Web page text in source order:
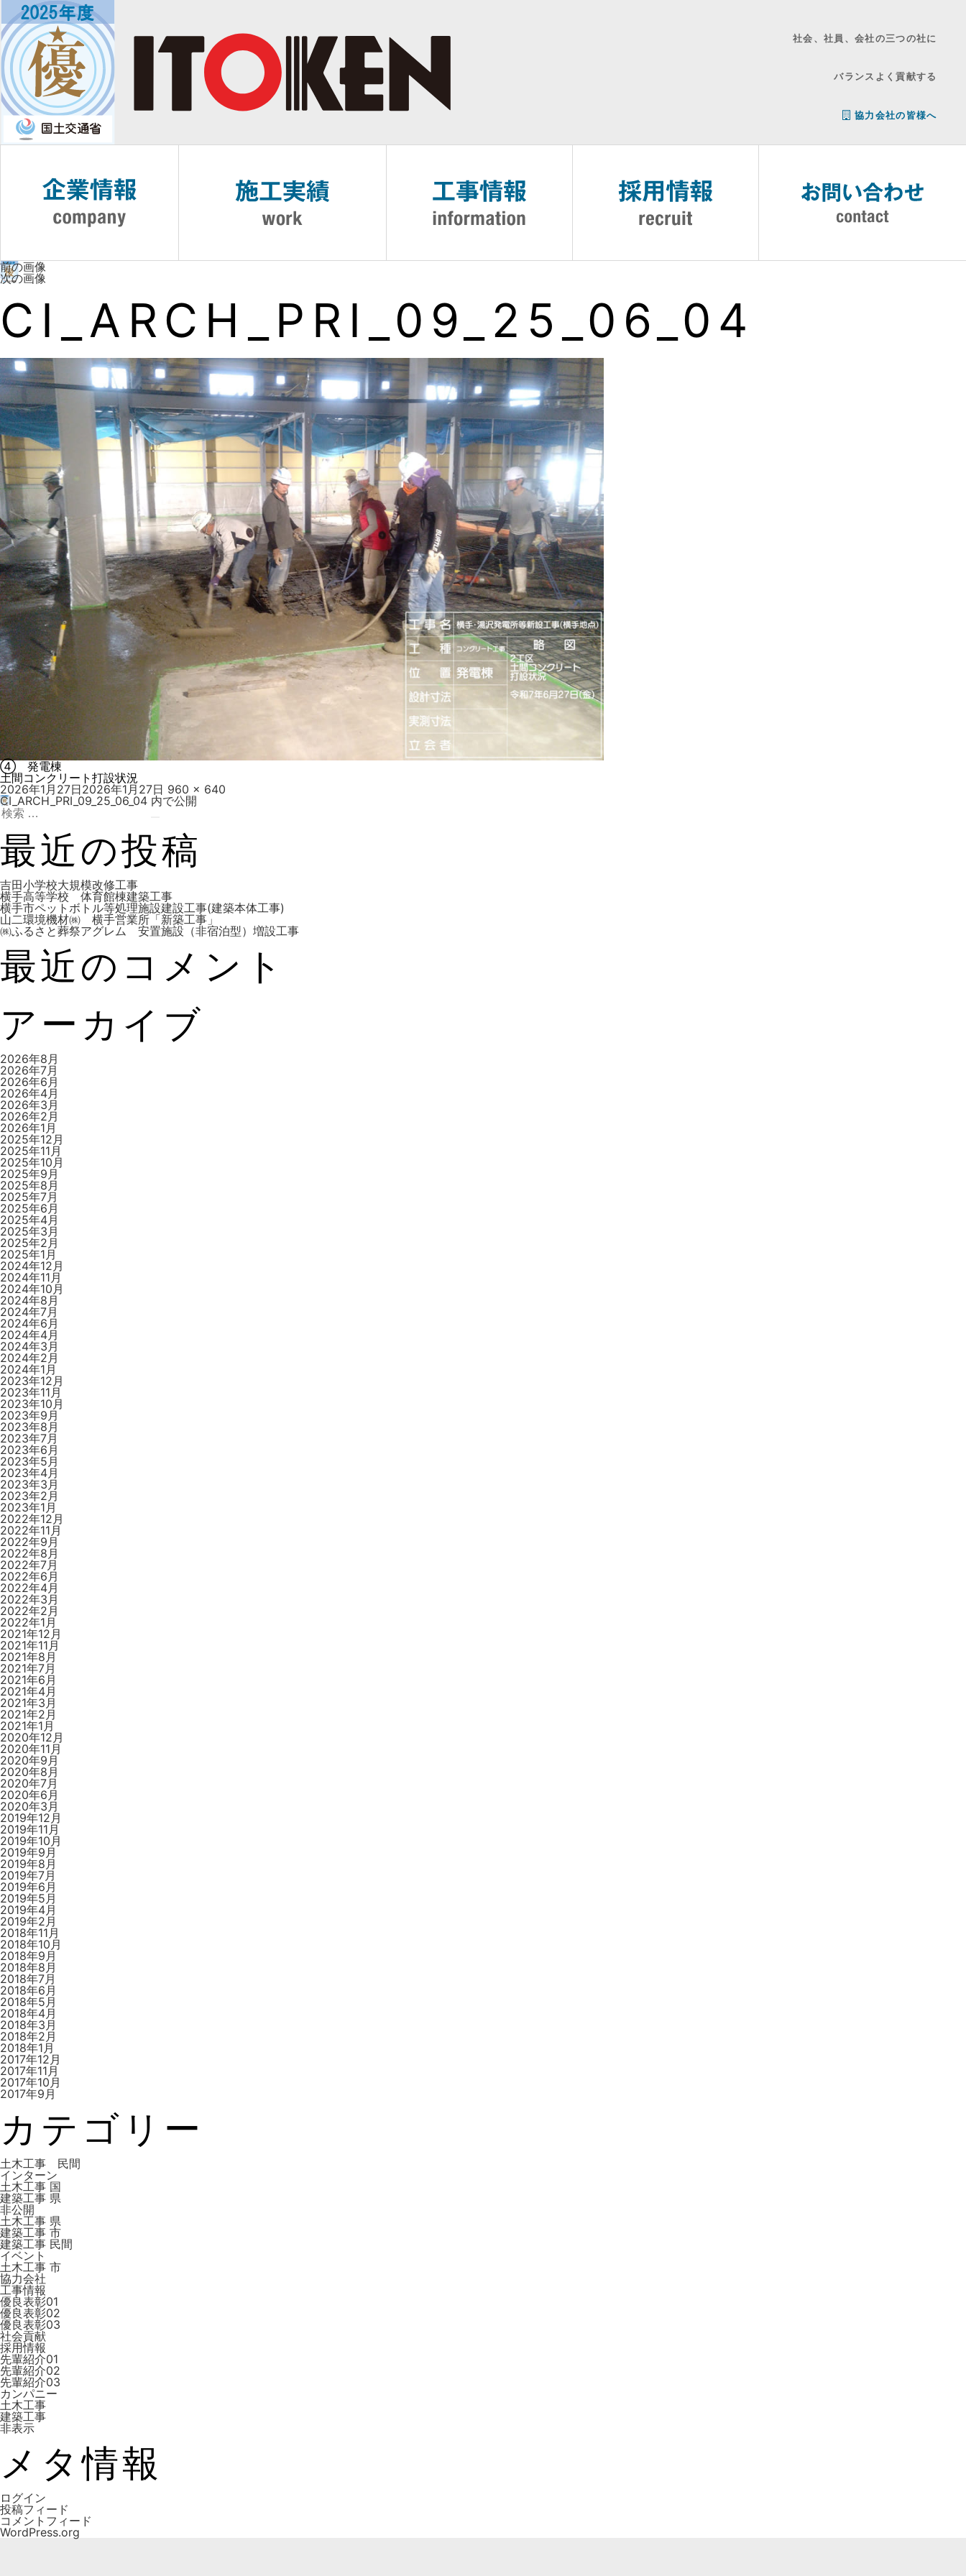
社会、社員、会社の三つの社に
バランスよく貢献する
協力会社の皆様へ
前の画像
次の画像
CI_ARCH_PRI_09_25_06_04
④ 発電棟
土間コンクリート打設状況
投
稿
日:
2026年1月27日2026年1月27日 フ
ル
サ
ズ
960 × 640
投
稿
ナ
ビ
ゲ
ー
シ
ョ
ン
CI_ARCH_PRI_09_25_06_04 内で公開
検
索:
最近の投稿
吉田小学校大規模改修工事
横手高等学校 体育館棟建築工事
横手市ペットボトル等処理施設建設工事(建築本体工事)
山二環境機材㈱ 横手営業所「新築工事」
㈱ふるさと葬祭アグレム 安置施設（非宿泊型）増設工事
最近のコメント
アーカイブ
2026年8月
2026年7月
2026年6月
2026年4月
2026年3月
2026年2月
2026年1月
2025年12月
2025年11月
2025年10月
2025年9月
2025年8月
2025年7月
2025年6月
2025年4月
2025年3月
2025年2月
2025年1月
2024年12月
2024年11月
2024年10月
2024年8月
2024年7月
2024年6月
2024年4月
2024年3月
2024年2月
2024年1月
2023年12月
2023年11月
2023年10月
2023年9月
2023年8月
2023年7月
2023年6月
2023年5月
2023年4月
2023年3月
2023年2月
2023年1月
2022年12月
2022年11月
2022年9月
2022年8月
2022年7月
2022年6月
2022年4月
2022年3月
2022年2月
2022年1月
2021年12月
2021年11月
2021年8月
2021年7月
2021年6月
2021年4月
2021年3月
2021年2月
2021年1月
2020年12月
2020年11月
2020年9月
2020年8月
2020年7月
2020年6月
2020年3月
2019年12月
2019年11月
2019年10月
2019年9月
2019年8月
2019年7月
2019年6月
2019年5月
2019年4月
2019年2月
2018年11月
2018年10月
2018年9月
2018年8月
2018年7月
2018年6月
2018年5月
2018年4月
2018年3月
2018年2月
2018年1月
2017年12月
2017年11月
2017年10月
2017年9月
カテゴリー
土木工事 民間
インターン
土木工事 国
建築工事 県
非公開
土木工事 県
建築工事 市
建築工事 ⺠間
イベント
土木工事 市
協力会社
工事情報
優良表彰01
優良表彰02
優良表彰03
社会貢献
採用情報
先輩紹介01
先輩紹介02
先輩紹介03
カンパニー
土木工事
建築工事
非表示
メタ情報
ログイン
投稿フィード
コメントフィード
WordPress.org